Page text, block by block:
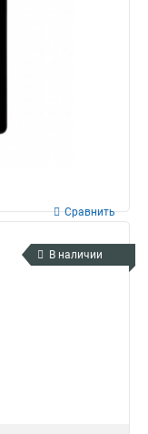
Сравнить
В наличии